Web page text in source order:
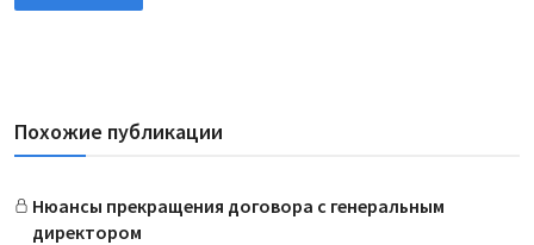
Похожие публикации
Нюансы прекращения договора с генеральным
директором